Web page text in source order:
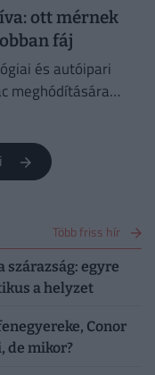
ott mérnek
fáj
és autóipari
meghódítására
Több friss hír
szárazság: egyre
a helyzet
Conor
de mikor?